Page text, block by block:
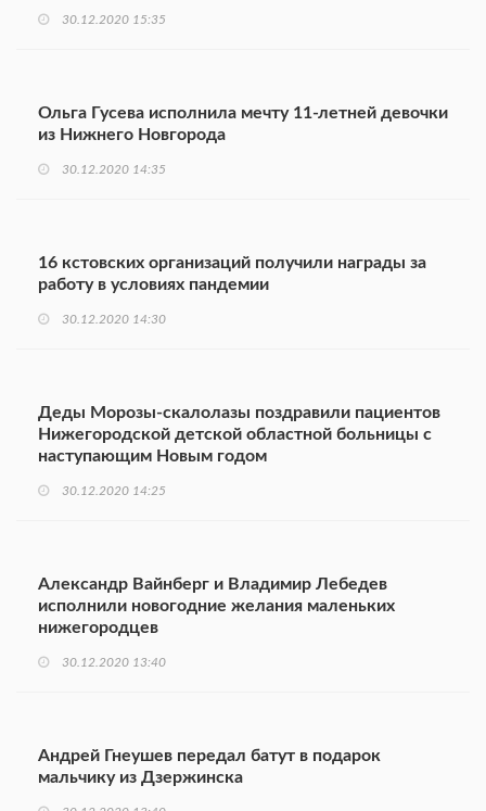
30.12.2020 15:35
Ольга Гусева исполнила мечту 11-летней девочки
из Нижнего Новгорода
30.12.2020 14:35
16 кстовских организаций получили награды за
работу в условиях пандемии
30.12.2020 14:30
Деды Морозы-скалолазы поздравили пациентов
Нижегородской детской областной больницы с
наступающим Новым годом
30.12.2020 14:25
Александр Вайнберг и Владимир Лебедев
исполнили новогодние желания маленьких
нижегородцев
30.12.2020 13:40
Андрей Гнеушев передал батут в подарок
мальчику из Дзержинска